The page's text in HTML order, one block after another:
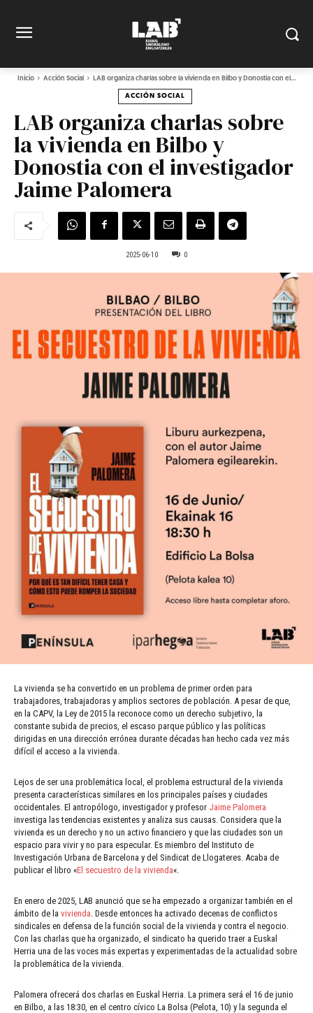
Inicio Acción Social LAB organiza charlas sobre la vivienda en Bilbo y Donostia con el...
ACCIÓN SOCIAL
LAB organiza charlas sobre
la vivienda en Bilbo y
Donostia con el investigador
Jaime Palomera
2025-06-10 0
La vivienda se ha convertido en un problema de primer orden para
trabajadores, trabajadoras y amplios sectores de población. A pesar de que,
en la CAPV, la Ley de 2015 la reconoce como un derecho subjetivo, la
constante subida de precios, el escaso parque público y las políticas
dirigidas en una dirección errónea durante décadas han hecho cada vez más
difícil el acceso a la vivienda.
Lejos de ser una problemática local, el problema estructural de la vivienda
presenta características similares en los principales países y ciudades
occidentales. El antropólogo, investigador y profesor Jaime Palomera
investiga las tendencias existentes y analiza sus causas. Considera que la
vivienda es un derecho y no un activo financiero y que las ciudades son un
espacio para vivir y no para especular. Es miembro del Instituto de
Investigación Urbana de Barcelona y del Sindicat de Llogateres. Acaba de
publicar el libro «El secuestro de la vivienda«.
En enero de 2025, LAB anunció que se ha empezado a organizar también en el
ámbito de la vivienda . Desde entonces ha activado decenas de conflictos
sindicales en defensa de la función social de la vivienda y contra el negocio.
Con las charlas que ha organizado, el sindicato ha querido traer a Euskal
Herria una de las voces más expertas y experimentadas de la actualidad sobre
la problemática de la vivienda.
Palomera ofrecerá dos charlas en Euskal Herria. La primera será el 16 de junio
en Bilbo, a las 18:30, en el centro cívico La Bolsa (Pelota, 10) y la segunda el